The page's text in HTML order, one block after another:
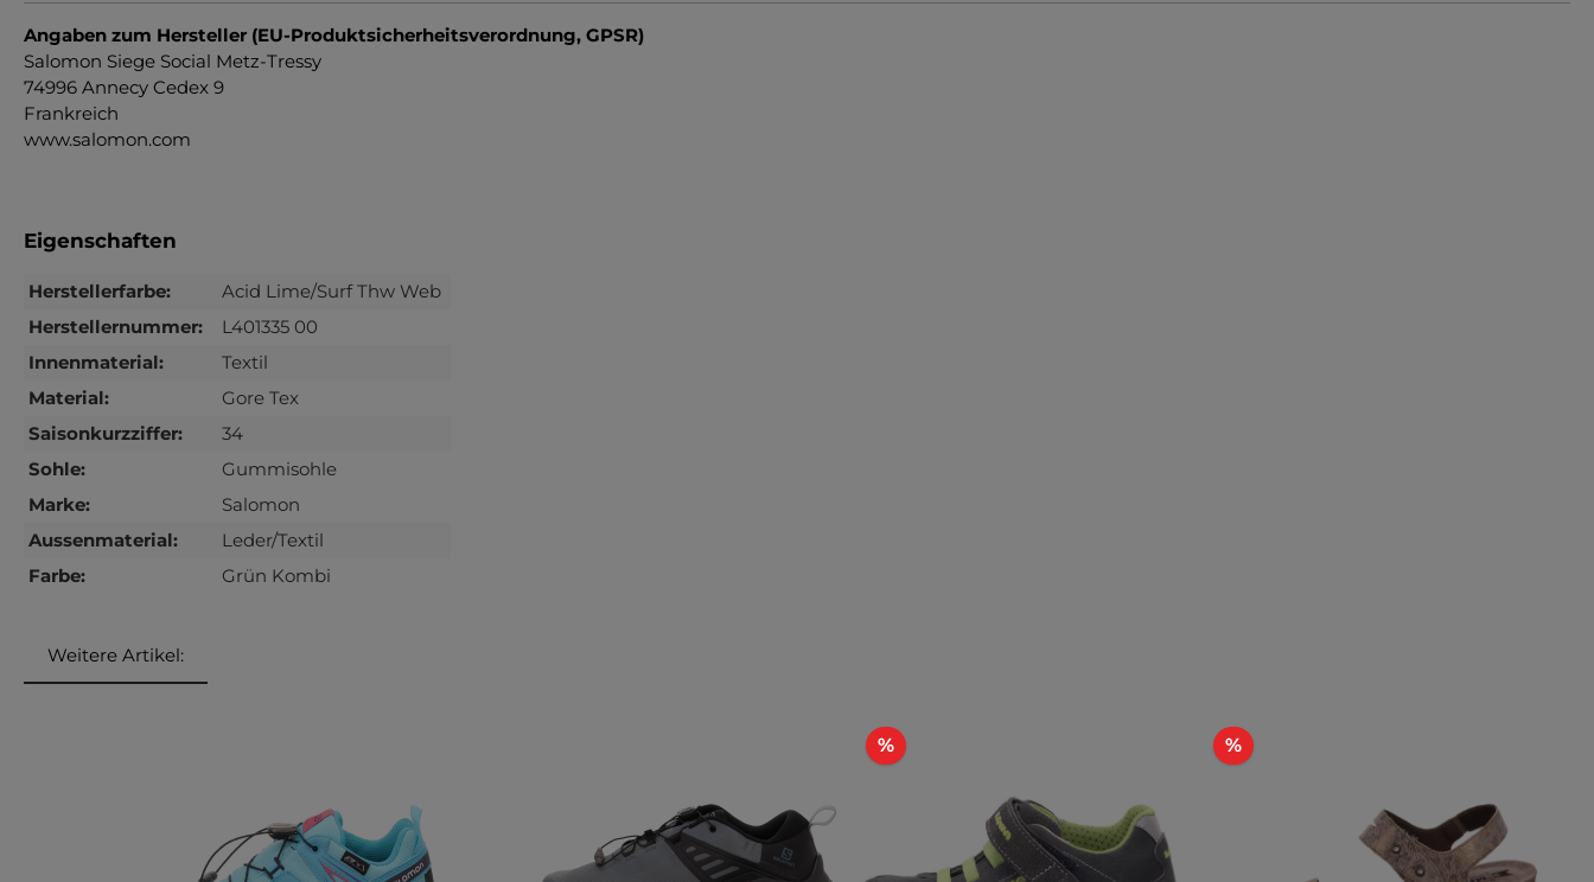
Angaben zum Hersteller (EU-Produktsicherheitsverordnung, GPSR)
Salomon Siege Social Metz-Tressy
74996 Annecy Cedex 9
Frankreich
www.salomon.com
Eigenschaften
Herstellerfarbe:
Acid Lime/Surf Thw Web
Herstellernummer:
L401335 00
Innenmaterial:
Textil
Material:
Gore Tex
Saisonkurzziffer:
34
Sohle:
Gummisohle
Marke:
Salomon
Aussenmaterial:
Leder/Textil
Farbe:
Grün Kombi
Weitere Artikel:
%Rabatt %Rabatt